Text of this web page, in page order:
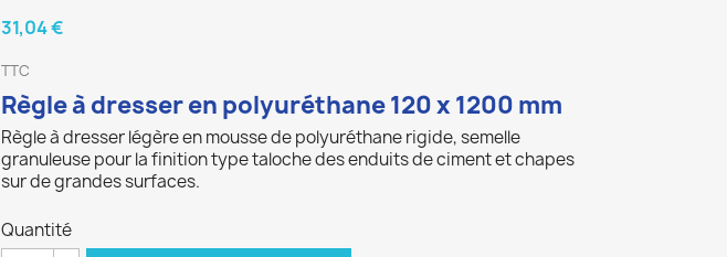
31,04 €
TTC
Règle à dresser en polyuréthane 120 x 1200 mm
Règle à dresser légère en mousse de polyuréthane rigide, semelle
granuleuse pour la finition type taloche des enduits de ciment et chapes
sur de grandes surfaces.
Quantité